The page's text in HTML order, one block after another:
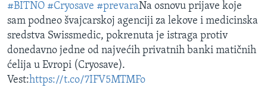
#BITNO #Cryosave #prevaraNa osnovu prijave koje
sam podneo švajcarskoj agenciji za lekove i medicinska
sredstva Swissmedic, pokrenuta je istraga protiv
donedavno jedne od najvećih privatnih banki matičnih
ćelija u Evropi (Cryosave).
Vest:https://t.co/7IFV5MTMFo